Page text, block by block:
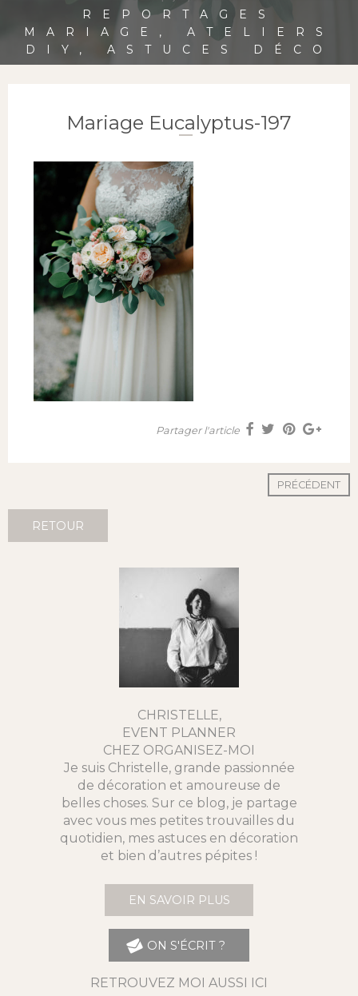
REPORTAGES
MARIAGE, ATELIERS
DIY, ASTUCES DÉCO
Mariage Eucalyptus-197
Partager l'article
PRÉCÉDENT
RETOUR
CHRISTELLE,
EVENT PLANNER
CHEZ ORGANISEZ-MOI
Je suis Christelle, grande passionnée
de décoration et amoureuse de
belles choses. Sur ce blog, je partage
avec vous mes petites trouvailles du
quotidien, mes astuces en décoration
et bien d’autres pépites !
EN SAVOIR PLUS
ON S'ÉCRIT ?
RETROUVEZ MOI AUSSI ICI